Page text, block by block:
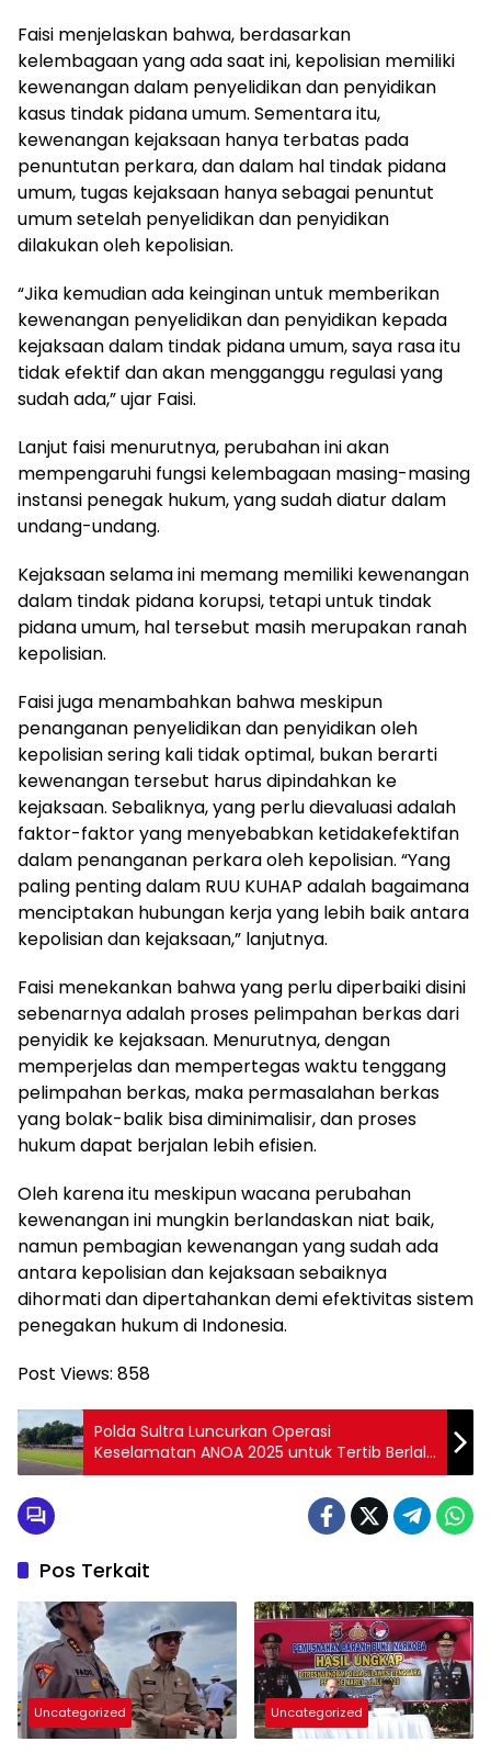
Faisi menjelaskan bahwa, berdasarkan
kelembagaan yang ada saat ini, kepolisian memiliki
kewenangan dalam penyelidikan dan penyidikan
kasus tindak pidana umum. Sementara itu,
kewenangan kejaksaan hanya terbatas pada
penuntutan perkara, dan dalam hal tindak pidana
umum, tugas kejaksaan hanya sebagai penuntut
umum setelah penyelidikan dan penyidikan
dilakukan oleh kepolisian.
“Jika kemudian ada keinginan untuk memberikan
kewenangan penyelidikan dan penyidikan kepada
kejaksaan dalam tindak pidana umum, saya rasa itu
tidak efektif dan akan mengganggu regulasi yang
sudah ada,” ujar Faisi.
Lanjut faisi menurutnya, perubahan ini akan
mempengaruhi fungsi kelembagaan masing-masing
instansi penegak hukum, yang sudah diatur dalam
undang-undang.
Kejaksaan selama ini memang memiliki kewenangan
dalam tindak pidana korupsi, tetapi untuk tindak
pidana umum, hal tersebut masih merupakan ranah
kepolisian.
Faisi juga menambahkan bahwa meskipun
penanganan penyelidikan dan penyidikan oleh
kepolisian sering kali tidak optimal, bukan berarti
kewenangan tersebut harus dipindahkan ke
kejaksaan. Sebaliknya, yang perlu dievaluasi adalah
faktor-faktor yang menyebabkan ketidakefektifan
dalam penanganan perkara oleh kepolisian. “Yang
paling penting dalam RUU KUHAP adalah bagaimana
menciptakan hubungan kerja yang lebih baik antara
kepolisian dan kejaksaan,” lanjutnya.
Faisi menekankan bahwa yang perlu diperbaiki disini
sebenarnya adalah proses pelimpahan berkas dari
penyidik ke kejaksaan. Menurutnya, dengan
memperjelas dan mempertegas waktu tenggang
pelimpahan berkas, maka permasalahan berkas
yang bolak-balik bisa diminimalisir, dan proses
hukum dapat berjalan lebih efisien.
Oleh karena itu meskipun wacana perubahan
kewenangan ini mungkin berlandaskan niat baik,
namun pembagian kewenangan yang sudah ada
antara kepolisian dan kejaksaan sebaiknya
dihormati dan dipertahankan demi efektivitas sistem
penegakan hukum di Indonesia.
Post Views: 858
Polda Sultra Luncurkan Operasi
Keselamatan ANOA 2025 untuk Tertib Berlalu
Lintas
Pos Terkait
Uncategorized Uncategorized